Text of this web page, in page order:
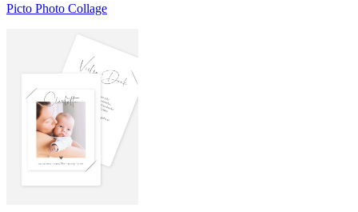
Picto Photo Collage